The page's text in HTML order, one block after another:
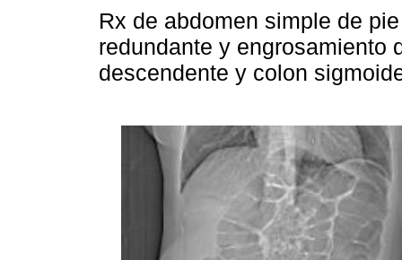
Rx de abdomen simple de
redundante y engrosamiento
descendente y colon